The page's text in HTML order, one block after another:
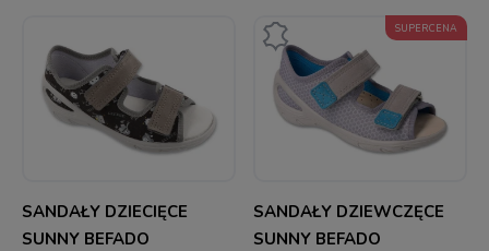
SANDAŁY DZIECIĘCE
SUNNY BEFADO
SANDAŁY DZIEWCZĘCE
SUNNY BEFADO
SUPERCENA